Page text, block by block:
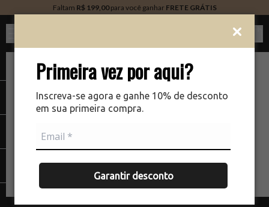
Primeira vez por aqui?
Inscreva-se agora e ganhe 10% de desconto
em sua primeira compra.
Garantir desconto
Faltam R$ 199,00para você ganhar FRETE GRÁTIS